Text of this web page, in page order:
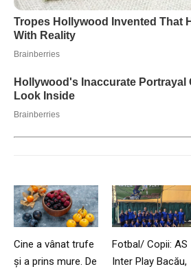
Cine a vânat trufe
și a prins mure. De
Fotbal/ Copii: AS
Inter Play Bacău,